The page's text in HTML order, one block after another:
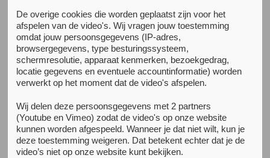
Alle nieuwsberichten
De overige cookies die worden geplaatst zijn voor het
afspelen van de video's. Wij vragen jouw toestemming
omdat jouw persoonsgegevens (IP-adres,
browsergegevens, type besturingssysteem,
schermresolutie, apparaat kenmerken, bezoekgedrag,
locatie gegevens en eventuele accountinformatie) worden
verwerkt op het moment dat de video's afspelen.
Wij delen deze persoonsgegevens met 2 partners
(Youtube en Vimeo) zodat de video's op onze website
kunnen worden afgespeeld. Wanneer je dat niet wilt, kun je
deze toestemming weigeren. Dat betekent echter dat je de
video’s niet op onze website kunt bekijken.